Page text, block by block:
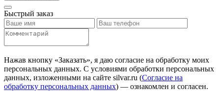
Быстрый заказ
Нажав кнопку «Заказать», я даю согласие на обработку моих
персональных данных. С условиями обработки персональных
данных, изложенными на сайте silvar.ru (Согласие на
обработку персональных данных) — ознакомлен и согласен.